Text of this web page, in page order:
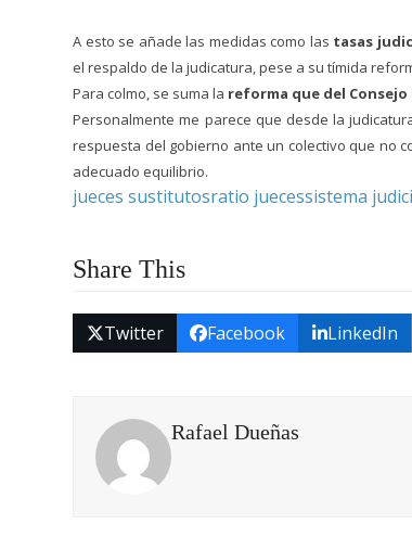
A esto se añade las medidas como las tasas
el respaldo de la judicatura, pese a su tímida
Para colmo, se suma la reforma que del Consejo
Personalmente me parece que desde la
respuesta del gobierno ante un colectivo que no
adecuado equilibrio.
jueces sustitutosratio juecessistema
Share This
Twitter Facebook LinkedIn
Rafael Dueñas